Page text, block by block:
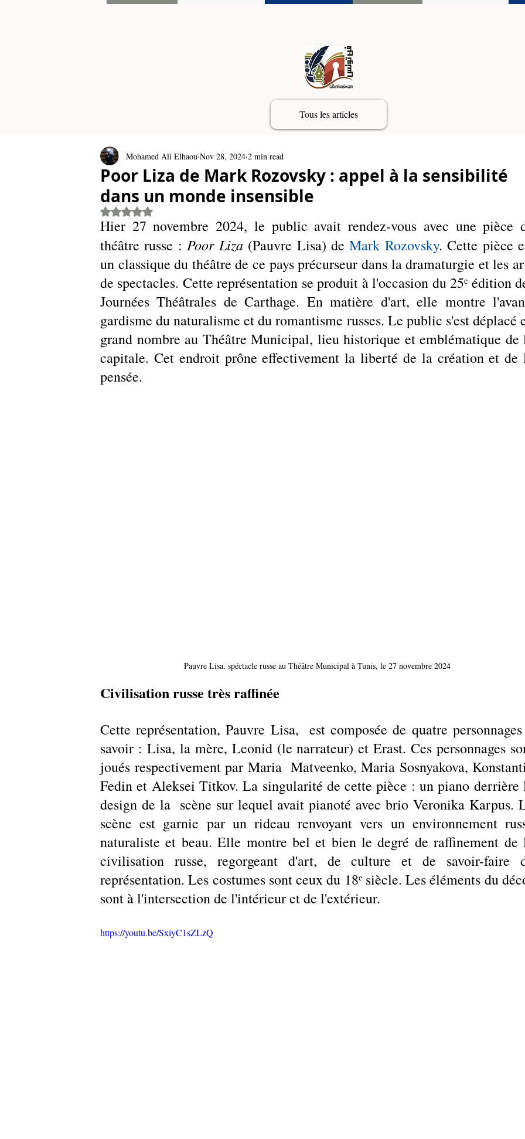
Tous les articles
Poor Liza de Mark Rozovsky : appel à la sensibilité
dans un monde insensible
Mohamed Ali Elhaou Nov 28, 2024 2 min read
Rated NaN out of 5 stars.
Hier 27 novembre 2024, le public avait rendez-vous avec une pièce
théâtre russe : Poor Liza (Pauvre Lisa) de Mark Rozovsky. Cette pièce
un classique du théâtre de ce pays précurseur dans la dramaturgie et les
de spectacles. Cette représentation se produit à l'occasion du 25ᵉ édition
Journées Théâtrales de Carthage. En matière d'art, elle montre
gardisme du naturalisme et du romantisme russes. Le public s'est déplacé
grand nombre au Théâtre Municipal, lieu historique et emblématique de
capitale. Cet endroit prône effectivement la liberté de la création et de
pensée.
Pauvre Lisa, spéctacle russe au Théâtre Municipal à Tunis, le 27 novembre 2024
Civilisation russe très raffinée
Cette représentation, Pauvre Lisa,  est composée de quatre
savoir : Lisa, la mère, Leonid (le narrateur) et Erast. Ces personnages
joués respectivement par Maria  Matveenko, Maria Sosnyakova,
Fedin et Aleksei Titkov. La singularité de cette pièce : un piano derrière
design de la  scène sur lequel avait pianoté avec brio Veronika Karpus.
scène est garnie par un rideau renvoyant vers un environnement
naturaliste et beau. Elle montre bel et bien le degré de raffinement de
civilisation russe, regorgeant d'art, de culture et de savoir-faire
représentation. Les costumes sont ceux du 18ᵉ siècle. Les éléments du
sont à l'intersection de l'intérieur et de l'extérieur.
https://youtu.be/SxiyC1sZLzQ